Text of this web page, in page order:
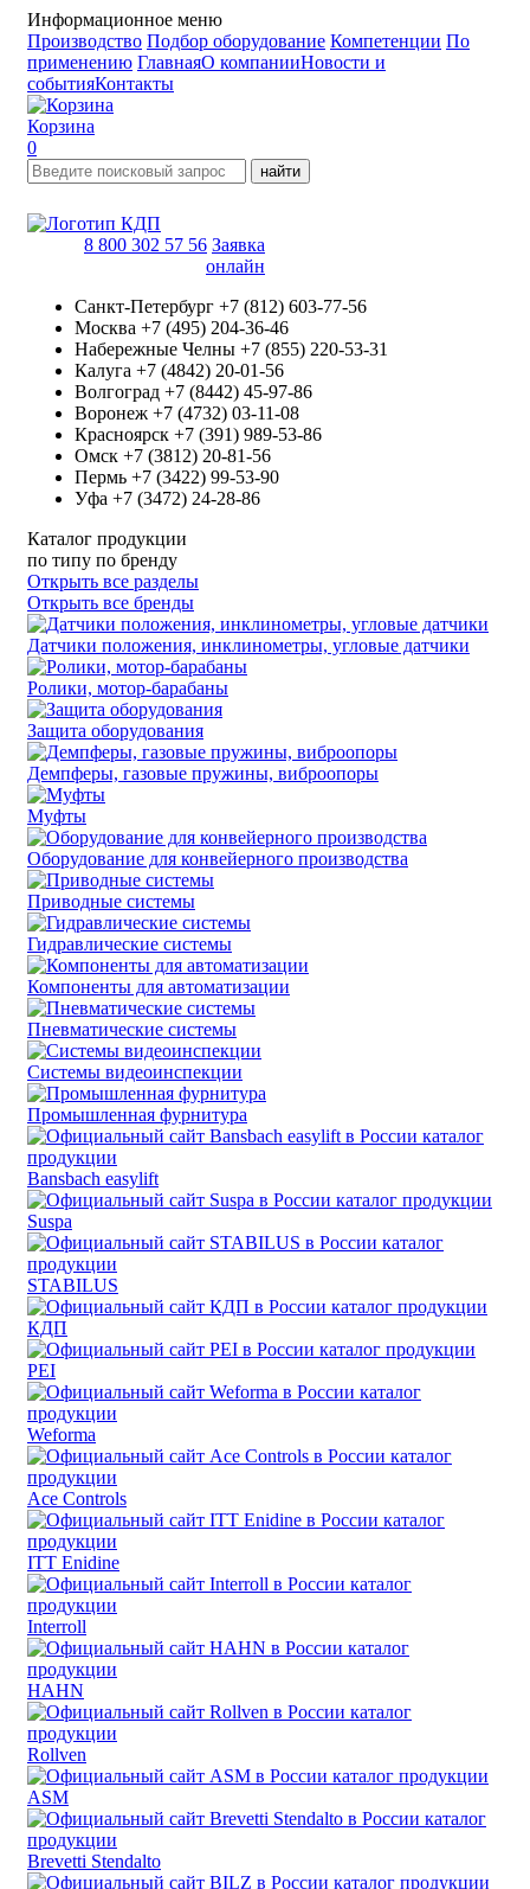
Информационное меню
Производство Подбор оборудование Компетенции По
применению ГлавнаяО компанииНовости и
событияКонтакты
Корзина
0
найти
8 800 302 57 56 Заявка
онлайн
Санкт-Петербург +7 (812) 603-77-56
Москва +7 (495) 204-36-46
Набережные Челны +7 (855) 220-53-31
Калуга +7 (4842) 20-01-56
Волгоград +7 (8442) 45-97-86
Воронеж +7 (4732) 03-11-08
Красноярск +7 (391) 989-53-86
Омск +7 (3812) 20-81-56
Пермь +7 (3422) 99-53-90
Уфа +7 (3472) 24-28-86
Каталог продукции
по типу по бренду
Открыть все разделы
Открыть все бренды
Датчики положения, инклинометры, угловые датчики
Ролики, мотор-барабаны
Защита оборудования
Демпферы, газовые пружины, виброопоры
Муфты
Оборудование для конвейерного производства
Приводные системы
Гидравлические системы
Компоненты для автоматизации
Пневматические системы
Системы видеоинспекции
Промышленная фурнитура
Bansbach easylift
Suspa
STABILUS
КДП
PEI
Weforma
Ace Controls
ITT Enidine
Interroll
HAHN
Rollven
ASM
Brevetti Stendalto